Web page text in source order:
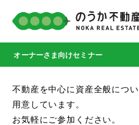
オーナーさま向けセミナー
不動産を中心に資産全般につ
用意しています。
お気軽にご参加ください。